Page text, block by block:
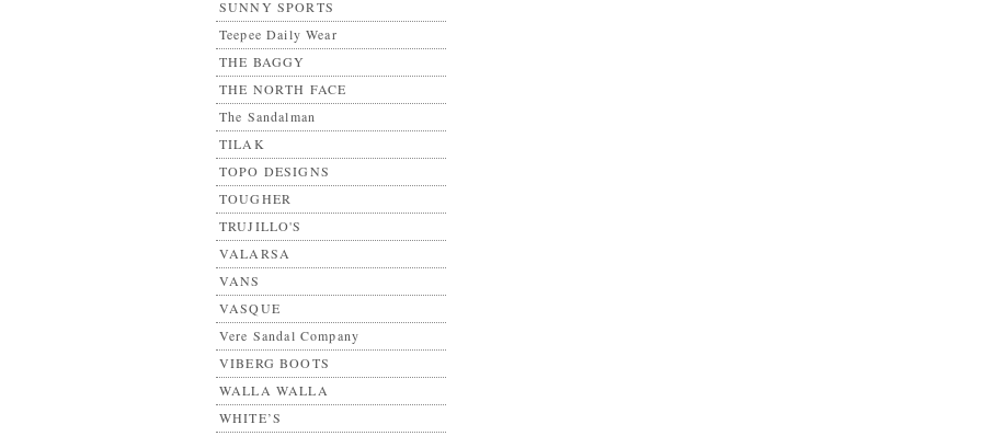
SUNNY SPORTS
Teepee Daily Wear
THE BAGGY
THE NORTH FACE
The Sandalman
TILAK
TOPO DESIGNS
TOUGHER
TRUJILLO'S
VALARSA
VANS
VASQUE
Vere Sandal Company
VIBERG BOOTS
WALLA WALLA
WHITE’S